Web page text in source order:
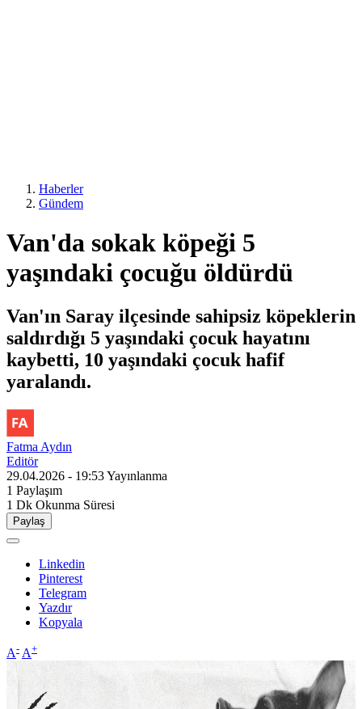
Haberler
Gündem
Van'da sokak köpeği 5
yaşındaki çocuğu öldürdü
Van'ın Saray ilçesinde sahipsiz köpeklerin
saldırdığı 5 yaşındaki çocuk hayatını
kaybetti, 10 yaşındaki çocuk hafif
yaralandı.
Fatma Aydın
Editör
29.04.2026 - 19:53Yayınlanma
1 Paylaşım
1 Dk Okunma Süresi
Paylaş
Linkedin
Pinterest
Telegram
Yazdır
Kopyala
A- A+